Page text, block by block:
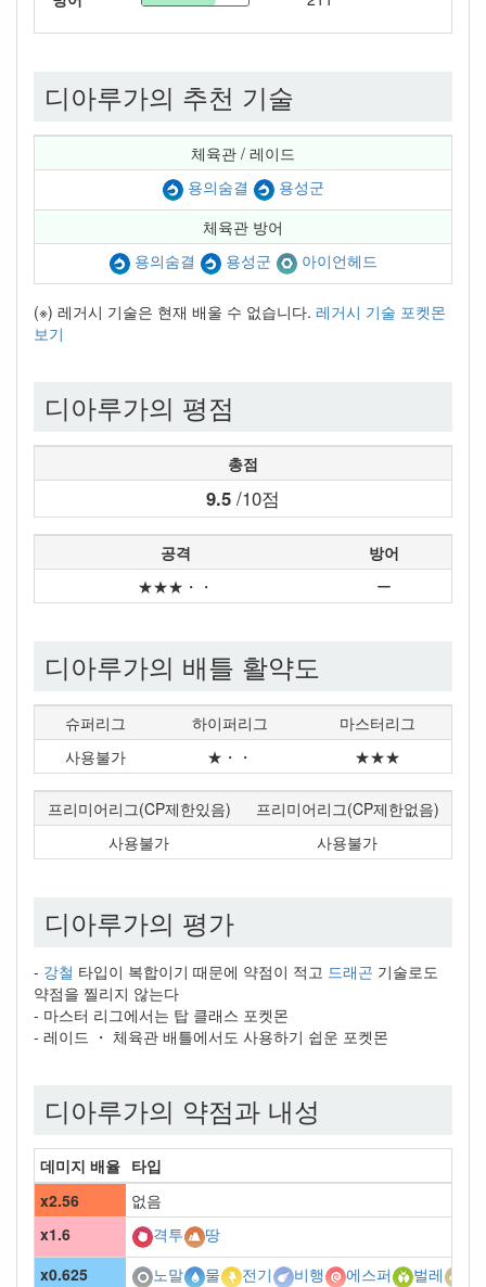
디아루가의 추천 기술
체육관 / 레이드
용의숨결
용성군
체육관 방어
용의숨결
용성군 아이언헤드
(※) 레거시 기술은 현재 배울 수 없습니다. 레거시 기술 포켓몬
보기
디아루가의 평점
총점
9.5 /10점
공격
방어
★★★・・
ー
디아루가의 배틀 활약도
슈퍼리그 하이퍼리그
마스터리그
사용불가
★・・ ★★★
프리미어리그(CP제한있음)
프리미어리그(CP제한없음)
사용불가
사용불가
디아루가의 평가
- 강철 타입이 복합이기 때문에 약점이 적고 드래곤 기술로도
약점을 찔리지 않는다
- 마스터 리그에서는 탑 클래스 포켓몬
- 레이드 ・ 체육관 배틀에서도 사용하기 쉽운 포켓몬
디아루가의 약점과 내성
데미지 배율 타입
x2.56
없음
x1.6
격투
땅
x0.625
노말 물 전기 비행 에스퍼 벌레